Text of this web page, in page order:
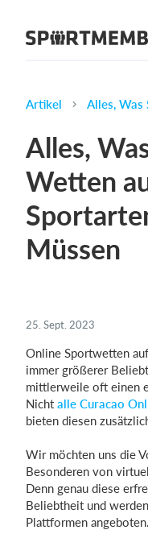
Über
Funktionen
Trainingsplan
Vereins App
Was kostet
Deutsch
Artikel Alles, Was
Alles,
Wetten
Müssen
25. Sept. 2023
Online Sportwetten
immer größerer
mittlerweile oft einen
Nicht alle Curacao
bieten diesen
Wir möchten uns die
Besonderen von
Denn genau diese
Beliebtheit und
Plattformen angeboten.